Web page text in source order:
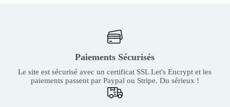
Paiements Sécurisés
Le site est sécurisé avec un certificat SSL Let's Encrypt et les
paiements passent par Paypal ou Stripe. Du sérieux !